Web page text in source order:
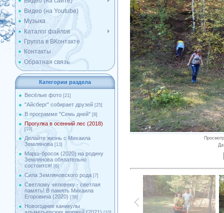
Видео (на Youtube)
Музыка
Каталог файлов
Группа в ВКонтакте
Контакты
Обратная связь
Категории раздела
Весёлые фото [21]
"Айсберг" собирает друзей [25]
В программе "Семь дней" [8]
Прогулка в осенний лес (2018)
[19]
Делайте жизнь с Михаила
Землянова [13]
Марш-бросок (2020) на родину
Землянова обязательно
состоится! [6]
Сила Земляновского рода [7]
Светлому человеку - светлая
память! В память Михаила
Егоровича (2020) [36]
Новогодние каникулы